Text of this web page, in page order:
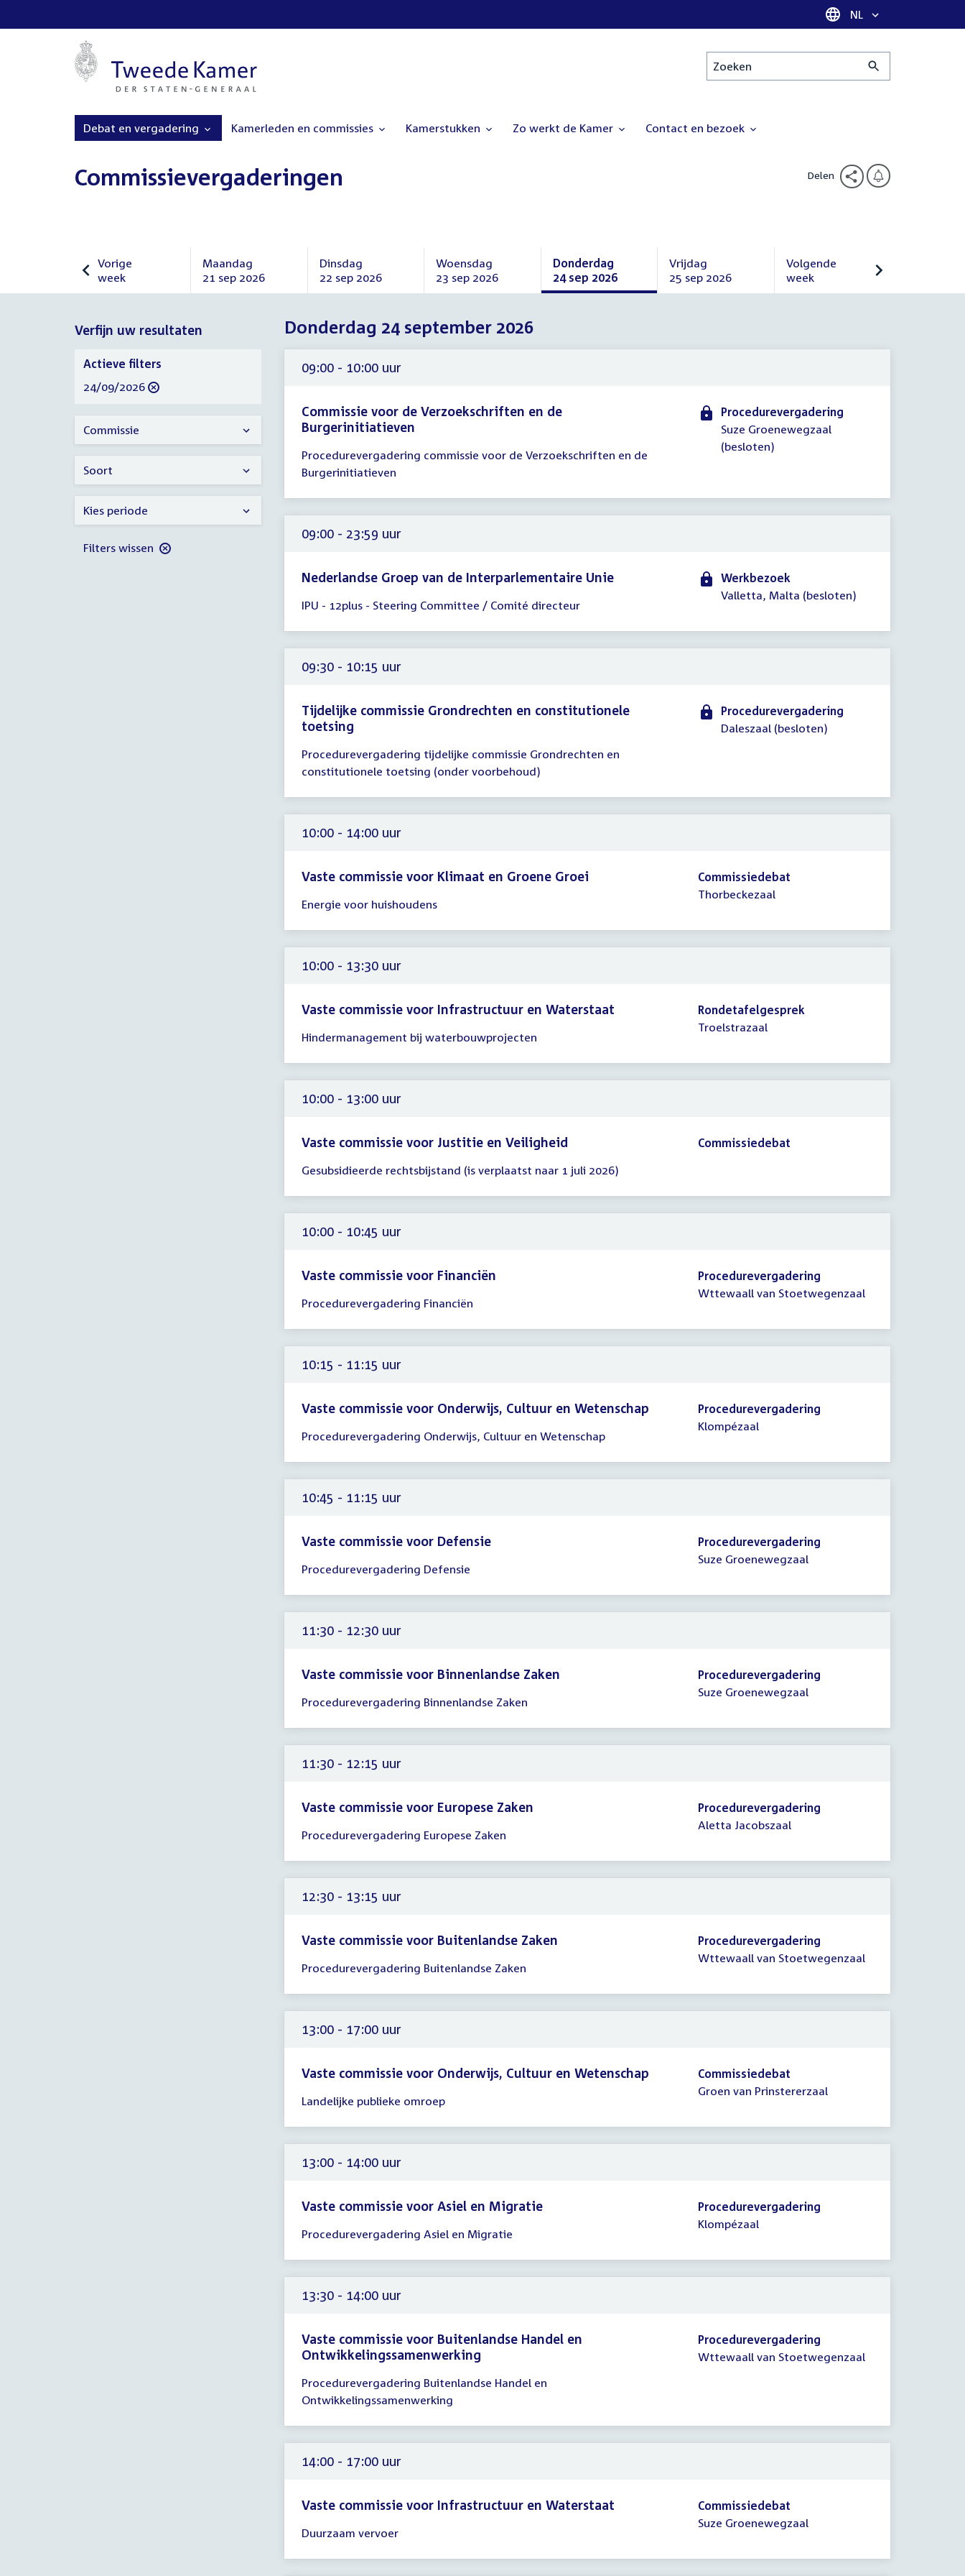
Taal selectie
NL
Zoeken
Debat en vergadering Kamerleden en commissies Kamerstukken Zo werkt de Kamer Contact en bezoek
Commissievergaderingen Delen
Vorige
week
Vorige
Maandag
21 sep 2026
Maandag
Dinsdag
22 sep 2026
Dinsdag
september
2026
Woensdag
23 sep 2026
Woensdag
september
2026
Donderdag
24 sep 2026
Donderdag
Vrijdag
25 sep 2026
Vrijdag
Volgende
week
Volgende
Donderdag 24 september 2026
Verfijn uw resultaten
09:00 - 10:00 uur
Commissie voor de Verzoekschriften en de
Burgerinitiatieven
vergadering
09:00
-
10:00
uur
Procedurevergadering commissie voor de Verzoekschriften en de
Burgerinitiatieven
Procedurevergadering
Suze Groenewegzaal
(besloten)
09:00 - 23:59 uur
Nederlandse Groep van de Interparlementaire Unie
vergadering
09:00
-
23:59
IPU - 12plus - Steering Committee / Comité directeur
Werkbezoek
Valletta, Malta (besloten)
09:30 - 10:15 uur
Tijdelijke commissie Grondrechten en constitutionele
toetsing
vergadering
09:30
-
10:15
uur
Procedurevergadering tijdelijke commissie Grondrechten en
constitutionele toetsing (onder voorbehoud)
Procedurevergadering
Daleszaal (besloten)
10:00 - 14:00 uur
Vaste commissie voor Klimaat en Groene Groei
vergadering
10:00
-
14:00
Energie voor huishoudens
Commissiedebat
Thorbeckezaal
10:00 - 13:30 uur
Vaste commissie voor Infrastructuur en Waterstaat
vergadering
10:00
-
13:30
Hindermanagement bij waterbouwprojecten
Rondetafelgesprek
Troelstrazaal
10:00 - 13:00 uur
Vaste commissie voor Justitie en Veiligheid
vergadering
10:00
-
13:00
Gesubsidieerde rechtsbijstand (is verplaatst naar 1 juli 2026)
Commissiedebat
10:00 - 10:45 uur
Vaste commissie voor Financiën
vergadering
10:00
-
10:45
Procedurevergadering Financiën
Procedurevergadering
Wttewaall van Stoetwegenzaal
10:15 - 11:15 uur
Vaste commissie voor Onderwijs, Cultuur en Wetenschap
vergadering
10:15
-
11:15
Procedurevergadering Onderwijs, Cultuur en Wetenschap
Procedurevergadering
Klompézaal
10:45 - 11:15 uur
Vaste commissie voor Defensie
vergadering
10:45
-
11:15
Procedurevergadering Defensie
Procedurevergadering
Suze Groenewegzaal
11:30 - 12:30 uur
Vaste commissie voor Binnenlandse Zaken
vergadering
11:30
-
12:30
Procedurevergadering Binnenlandse Zaken
Procedurevergadering
Suze Groenewegzaal
11:30 - 12:15 uur
Vaste commissie voor Europese Zaken
vergadering
11:30
-
12:15
Procedurevergadering Europese Zaken
Procedurevergadering
Aletta Jacobszaal
12:30 - 13:15 uur
Vaste commissie voor Buitenlandse Zaken
vergadering
12:30
-
13:15
Procedurevergadering Buitenlandse Zaken
Procedurevergadering
Wttewaall van Stoetwegenzaal
13:00 - 17:00 uur
Vaste commissie voor Onderwijs, Cultuur en Wetenschap
vergadering
13:00
-
17:00
Landelijke publieke omroep
Commissiedebat
Groen van Prinstererzaal
13:00 - 14:00 uur
Vaste commissie voor Asiel en Migratie
vergadering
13:00
-
14:00
Procedurevergadering Asiel en Migratie
Procedurevergadering
Klompézaal
13:30 - 14:00 uur
Vaste commissie voor Buitenlandse Handel en
Ontwikkelingssamenwerking
vergadering
13:30
-
14:00
uur
Procedurevergadering Buitenlandse Handel en
Ontwikkelingssamenwerking
Procedurevergadering
Wttewaall van Stoetwegenzaal
14:00 - 17:00 uur
Vaste commissie voor Infrastructuur en Waterstaat
vergadering
14:00
Duurzaam vervoer
Commissiedebat
Suze Groenewegzaal
Verfijn
uw
resultaten
Actieve filters
verwijder
24/09/2026
Commissie
Soort
Kies periode
Filters wissen